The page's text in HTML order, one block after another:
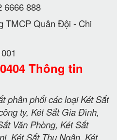
6666 888
TMCP Quân Đội - Chi
Thông tin
phân phối các loại Két Sắt
ty, Két Sắt Gia Đình,
Văn Phòng, Két Sắt
Két Sắt Thu Ngân, Két